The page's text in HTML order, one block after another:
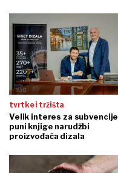
tvrtke i tržišta
Velik interes za subvencije
puni knjige narudžbi
proizvođača dizala